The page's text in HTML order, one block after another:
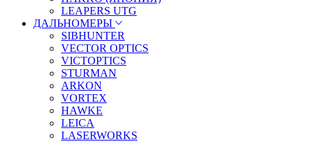
LEAPERS UTG
ДАЛЬНОМЕРЫ
SIBHUNTER
VECTOR OPTICS
VICTOPTICS
STURMAN
ARKON
VORTEX
HAWKE
LEICA
LASERWORKS